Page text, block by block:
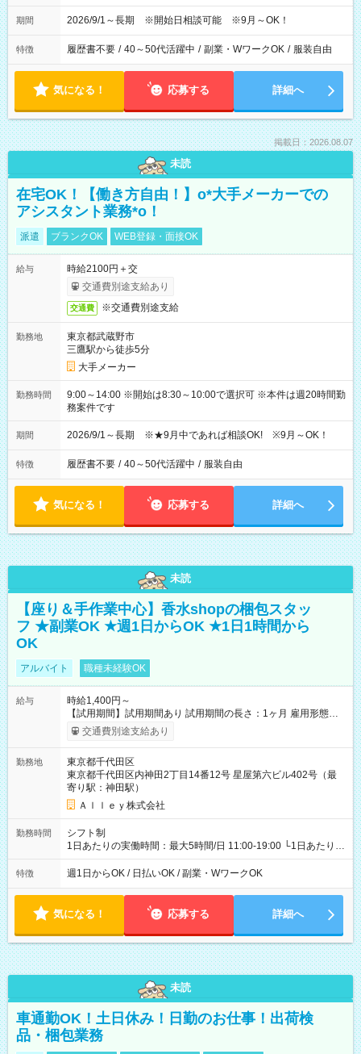
期間 2026/9/1～長期 ※開始日相談可能 ※9月～OK！
特徴 履歴書不要 / 40～50代活躍中 / 副業・WワークOK / 服装自由
気になる！ 応募する 詳細へ
掲載日：2026.08.07
未読
在宅OK！【働き方自由！】o*大手メーカーでの
アシスタント業務*o！
派遣 ブランクOK WEB登録・面接OK
給与
時給2100円＋交
交通費別途支給あり
交通費 ※交通費別途支給
勤務地
東京都武蔵野市
三鷹駅から徒歩5分
大手メーカー
勤務時間
9:00～14:00 ※開始は8:30～10:00で選択可 ※本件は週20時間勤
務案件です
期間 2026/9/1～長期 ※★9月中であれば相談OK! ※9月～OK！
特徴 履歴書不要 / 40～50代活躍中 / 服装自由
気になる！ 応募する 詳細へ
未読
【座り＆手作業中心】香水shopの梱包スタッ
フ ★副業OK ★週1日からOK ★1日1時間から
OK
アルバイト 職種未経験OK
給与
時給1,400円～
【試用期間】試用期間あり 試用期間の長さ：1ヶ月 雇用形態、
給与は本採用時と同じです。
交通費別途支給あり
勤務地
東京都千代田区
東京都千代田区内神田2丁目14番12号 星屋第六ビル402号（最
寄り駅：神田駅）
Ａｌｌｅｙ株式会社
勤務時間
シフト制
1日あたりの実働時間：最大5時間/日 11:00-19:00 └1日あたりの
実働時間：1-5時間 └上記の時間帯内であれば、いつでも勤務可
能！ └平日・土曜日の中で、お好きな曜日でご勤務いただけま
18:00 などのように、自由な働き方が可能なお仕事です！
特徴 週1日からOK / 日払いOK / 副業・WワークOK
気になる！ 応募する 詳細へ
未読
車通勤OK！土日休み！日勤のお仕事！出荷検
品・梱包業務